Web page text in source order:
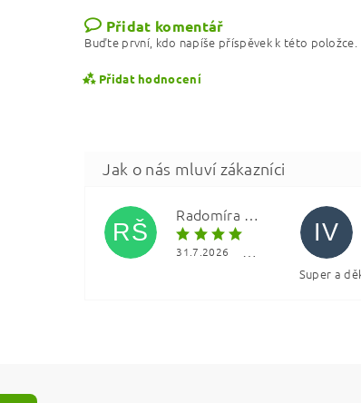
Přidat komentář
Buďte první, kdo napíše příspěvek k této položce.
Přidat hodnocení
RŠ
Radomíra Šolínová
31.7.2026
IV
Super a